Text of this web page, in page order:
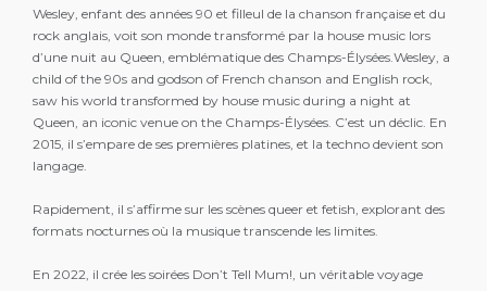
Wesley, enfant des années 90 et filleul de la chanson française et du
rock anglais, voit son monde transformé par la house music lors
d’une nuit au Queen, emblématique des Champs-Élysées.Wesley, a
child of the 90s and godson of French chanson and English rock,
saw his world transformed by house music during a night at
Queen, an iconic venue on the Champs-Élysées. C’est un déclic. En
2015, il s’empare de ses premières platines, et la techno devient son
langage.
Rapidement, il s’affirme sur les scènes queer et fetish, explorant des
formats nocturnes où la musique transcende les limites.
En 2022, il crée les soirées Don’t Tell Mum!, un véritable voyage